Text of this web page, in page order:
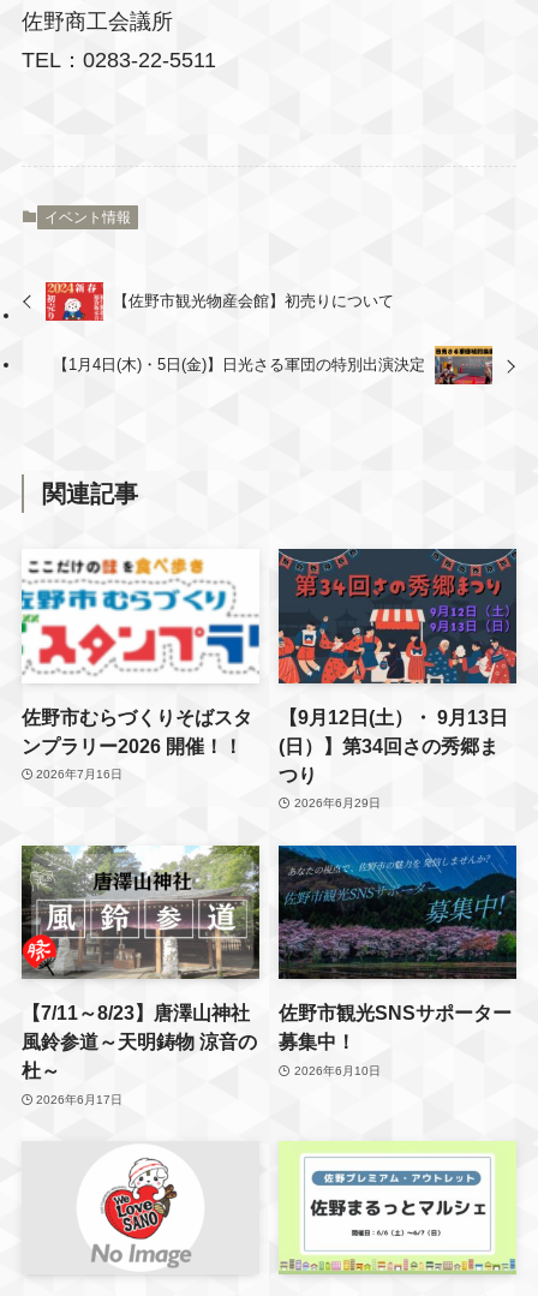
佐野商工会議所
TEL：0283-22-5511
イベント情報
【佐野市観光物産会館】初売りについて
【1月4日(木)・5日(金)】日光さる軍団の特別出演決定
関連記事
佐野市むらづくりそばスタ
ンプラリー2026 開催！！
2026年7月16日
【9月12日(土）・ 9月13日
(日）】第34回さの秀郷ま
つり
2026年6月29日
【7/11～8/23】唐澤山神社
風鈴参道～天明鋳物 涼音の
杜～
2026年6月17日
佐野市観光SNSサポーター
募集中！
2026年6月10日